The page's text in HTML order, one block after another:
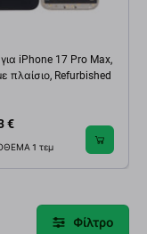
iPhone 17 Pro Max,
πλαίσιο, Refurbished
€
1 τεμ
Φίλτρο